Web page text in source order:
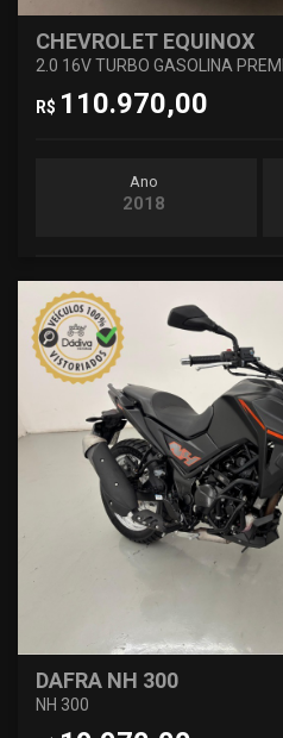
CHEVROLET EQUINOX
2.0 16V TURBO GASOLINA
R$ 110.970,00
Ano
2018
DAFRA NH 300
NH 300